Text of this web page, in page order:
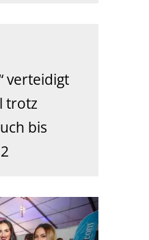
verteidigt
trotz
bis